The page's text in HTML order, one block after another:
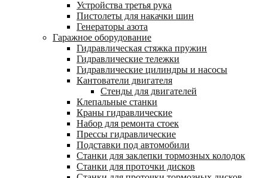
Устройства третья рука
Пистолеты для накачки шин
Генераторы азота
Гаражное оборудование
Гидравлическая стяжка пружин
Гидравлические тележки
Гидравлические цилиндры и насосы
Кантователи двигателя
Стенды для двигателей
Клепальные станки
Краны гидравлические
Набор для ремонта стоек
Прессы гидравлические
Подставки под автомобили
Станки для заклепки тормозных колодок
Станки для проточки дисков